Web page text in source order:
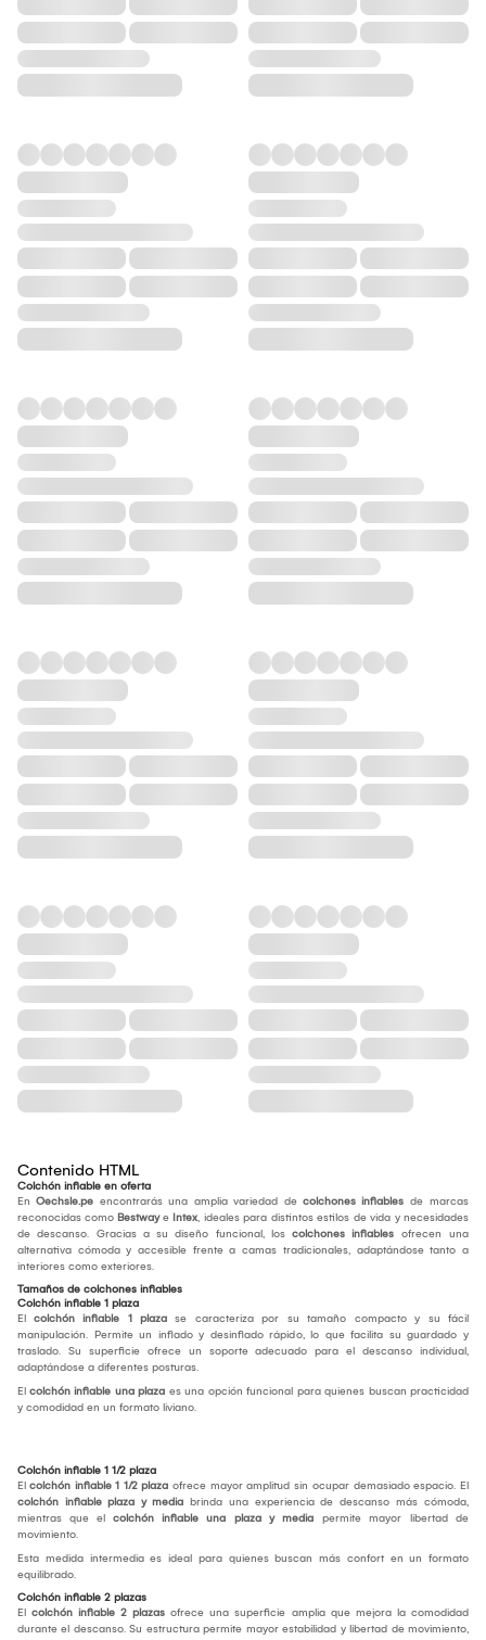
Contenido HTML
Colchón inflable en oferta
En Oechsle.pe encontrarás una amplia variedad de colchones inflables de marcas
reconocidas como Bestwaye Intex, ideales para distintos estilos de vida y necesidades
de descanso. Gracias a su diseño funcional, los colchones inflables ofrecen una
alternativa cómoda y accesible frente a camas tradicionales, adaptándose tanto a
interiores como exteriores.
Tamaños de colchones inflables
Colchón inflable 1 plaza
El colchón inflable 1 plaza se caracteriza por su tamaño compacto y su fácil
manipulación. Permite un inflado y desinflado rápido, lo que facilita su guardado y
traslado. Su superficie ofrece un soporte adecuado para el descanso individual,
adaptándose a diferentes posturas.
El colchón inflable una plaza es una opción funcional para quienes buscan practicidad
y comodidad en un formato liviano.
Colchón inflable 1 1/2 plaza
El colchón inflable 1 1/2 plaza ofrece mayor amplitud sin ocupar demasiado espacio. El
colchón inflable plaza y media brinda una experiencia de descanso más cómoda,
mientras que el colchón inflable una plaza y media permite mayor libertad de
movimiento.
Esta medida intermedia es ideal para quienes buscan más confort en un formato
equilibrado.
Colchón inflable 2 plazas
El colchón inflable 2 plazas ofrece una superficie amplia que mejora la comodidad
durante el descanso. Su estructura permite mayor estabilidad y libertad de movimiento,